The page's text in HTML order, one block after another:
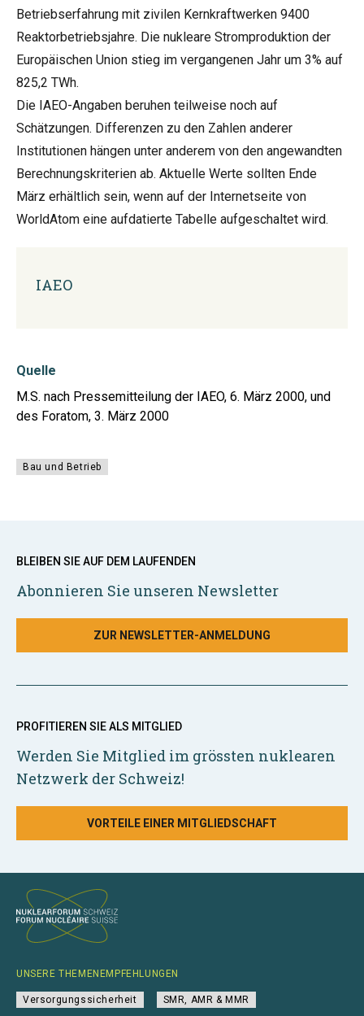
Betriebserfahrung mit zivilen Kernkraftwerken 9400
Reaktorbetriebsjahre. Die nukleare Stromproduktion der
Europäischen Union stieg im vergangenen Jahr um 3% auf
825,2 TWh.
Die IAEO-Angaben beruhen teilweise noch auf
Schätzungen. Differenzen zu den Zahlen anderer
Institutionen hängen unter anderem von den angewandten
Berechnungskriterien ab. Aktuelle Werte sollten Ende
März erhältlich sein, wenn auf der Internetseite von
WorldAtom eine aufdatierte Tabelle aufgeschaltet wird.
IAEO
Quelle
M.S. nach Pressemitteilung der IAEO, 6. März 2000, und
des Foratom, 3. März 2000
Bau und Betrieb
BLEIBEN SIE AUF DEM LAUFENDEN
Abonnieren Sie unseren Newsletter
ZUR NEWSLETTER-ANMELDUNG
PROFITIEREN SIE ALS MITGLIED
Werden Sie Mitglied im grössten nuklearen
Netzwerk der Schweiz!
VORTEILE EINER MITGLIEDSCHAFT
UNSERE THEMENEMPFEHLUNGEN
Versorgungssicherheit SMR, AMR & MMR